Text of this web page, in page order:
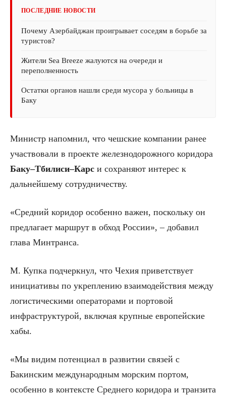
ПОСЛЕДНИЕ НОВОСТИ
Почему Азербайджан проигрывает соседям в борьбе за
туристов?
Жители Sea Breeze жалуются на очереди и
переполненность
Остатки органов нашли среди мусора у больницы в
Баку
Министр напомнил, что чешские компании ранее
участвовали в проекте железнодорожного коридора
Баку–Тбилиси–Карс и сохраняют интерес к
дальнейшему сотрудничеству.
«Средний коридор особенно важен, поскольку он
предлагает маршрут в обход России», – добавил
глава Минтранса.
М. Купка подчеркнул, что Чехия приветствует
инициативы по укреплению взаимодействия между
логистическими операторами и портовой
инфраструктурой, включая крупные европейские
хабы.
«Мы видим потенциал в развитии связей с
Бакинским международным морским портом,
особенно в контексте Среднего коридора и транзита